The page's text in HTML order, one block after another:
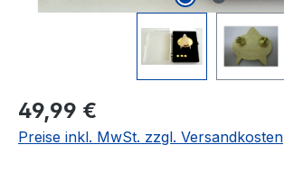
Regulärer Preis:
49,99 €
Preise inkl. MwSt. zzgl. Versandkosten